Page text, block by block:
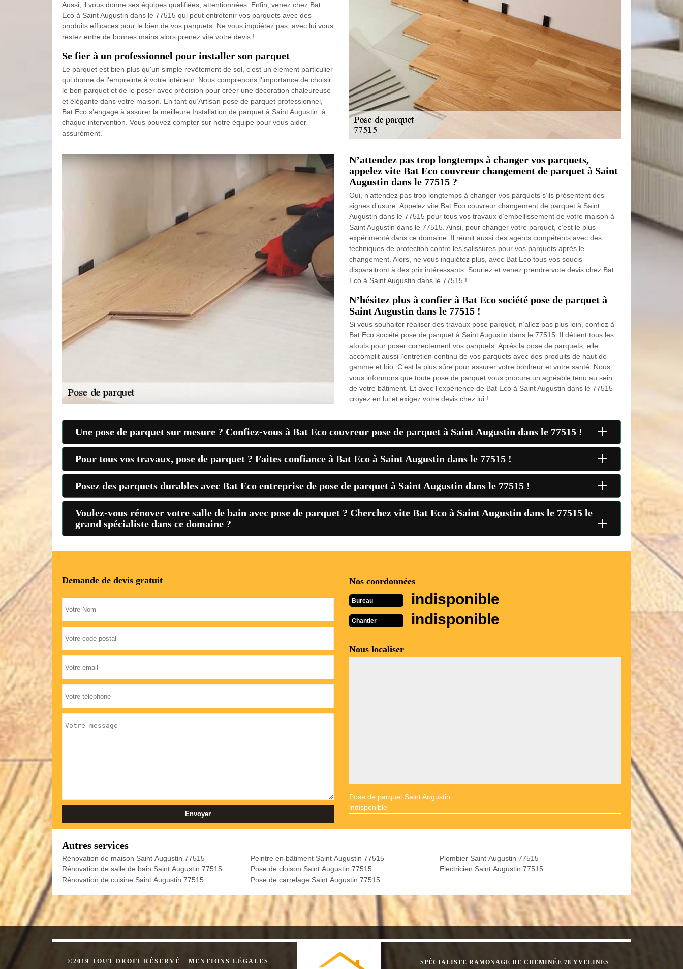
Aussi, il vous donne ses équipes qualifiées, attentionnées. Enfin, venez chez Bat
Eco à Saint Augustin dans le 77515 qui peut entretenir vos parquets avec des
produits efficaces pour le bien de vos parquets. Ne vous inquiétez pas, avec lui vous
restez entre de bonnes mains alors prenez vite votre devis !
Se fier à un professionnel pour installer son parquet
Le parquet est bien plus qu'un simple revêtement de sol, c'est un élément particulier
qui donne de l’empreinte à votre intérieur. Nous comprenons l'importance de choisir
le bon parquet et de le poser avec précision pour créer une décoration chaleureuse
et élégante dans votre maison. En tant qu’Artisan pose de parquet professionnel,
Bat Eco s’engage à assurer la meilleure Installation de parquet à Saint Augustin, à
chaque intervention. Vous pouvez compter sur notre équipe pour vous aider
assurément.
N’attendez pas trop longtemps à changer vos parquets,
appelez vite Bat Eco couvreur changement de parquet à Saint
Augustin dans le 77515 ?
Oui, n’attendez pas trop longtemps à changer vos parquets s’ils présentent des
signes d’usure. Appelez vite Bat Eco couvreur changement de parquet à Saint
Augustin dans le 77515 pour tous vos travaux d’embellissement de votre maison à
Saint Augustin dans le 77515. Ainsi, pour changer votre parquet, c’est le plus
expérimenté dans ce domaine. Il réunit aussi des agents compétents avec des
techniques de protection contre les salissures pour vos parquets après le
changement. Alors, ne vous inquiétez plus, avec Bat Eco tous vos soucis
disparaitront à des prix intéressants. Souriez et venez prendre vote devis chez Bat
Eco à Saint Augustin dans le 77515 !
N’hésitez plus à confier à Bat Eco société pose de parquet à
Saint Augustin dans le 77515 !
Si vous souhaiter réaliser des travaux pose parquet, n’allez pas plus loin, confiez à
Bat Eco société pose de parquet à Saint Augustin dans le 77515. Il détient tous les
atouts pour poser correctement vos parquets. Après la pose de parquets, elle
accomplit aussi l’entretien continu de vos parquets avec des produits de haut de
gamme et bio. C’est la plus sûre pour assurer votre bonheur et votre santé. Nous
vous informons que toute pose de parquet vous procure un agréable tenu au sein
de votre bâtiment. Et avec l’expérience de Bat Eco à Saint Augustin dans le 77515
croyez en lui et exigez votre devis chez lui !
Une pose de parquet sur mesure ? Confiez-vous à Bat Eco couvreur pose de parquet à Saint Augustin dans le 77515 ! +
Pour tous vos travaux, pose de parquet ? Faites confiance à Bat Eco à Saint Augustin dans le 77515 ! +
Posez des parquets durables avec Bat Eco entreprise de pose de parquet à Saint Augustin dans le 77515 ! +
Voulez-vous rénover votre salle de bain avec pose de parquet ? Cherchez vite Bat Eco à Saint Augustin dans le 77515 le
grand spécialiste dans ce domaine ?
+
Demande de devis gratuit Nos coordonnées
Bureau indisponible
Chantier indisponible
Nous localiser
Pose de parquet Saint Augustin
indisponible
Autres services
Rénovation de maison Saint Augustin 77515
Rénovation de salle de bain Saint Augustin 77515
Rénovation de cuisine Saint Augustin 77515
Peintre en bâtiment Saint Augustin 77515
Pose de cloison Saint Augustin 77515
Pose de carrelage Saint Augustin 77515
Plombier Saint Augustin 77515
Electricien Saint Augustin 77515
©2019 TOUT DROIT RÉSERVÉ - MENTIONS LÉGALES SPÉCIALISTE RAMONAGE DE CHEMINÉE 78 YVELINES